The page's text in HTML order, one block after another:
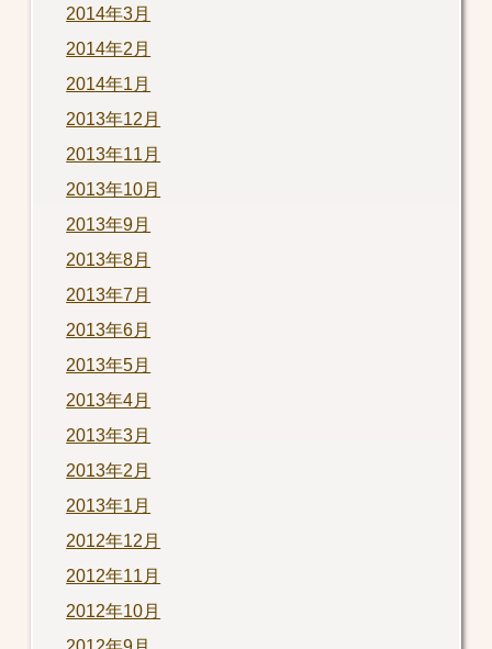
2014年3月
2014年2月
2014年1月
2013年12月
2013年11月
2013年10月
2013年9月
2013年8月
2013年7月
2013年6月
2013年5月
2013年4月
2013年3月
2013年2月
2013年1月
2012年12月
2012年11月
2012年10月